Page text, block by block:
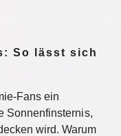
So lässt sich
Fans ein
Sonnenfinsternis,
wird. Warum